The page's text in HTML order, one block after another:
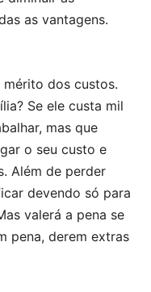
as vantagens.
mérito dos custos.
Se ele custa mil
mas que
o seu custo e
Além de perder
devendo só para
valerá a pena se
pena, derem extras